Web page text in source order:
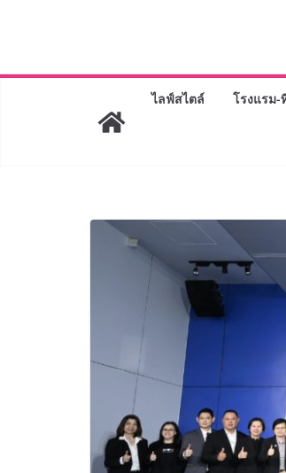
“
พ
ไลฟ์สไตล์ โรงแรม-